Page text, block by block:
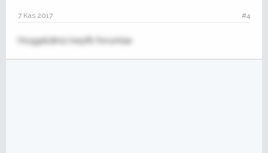
7 Kas 2017 #4
Hoşgeldiniz keyifli forumlar.